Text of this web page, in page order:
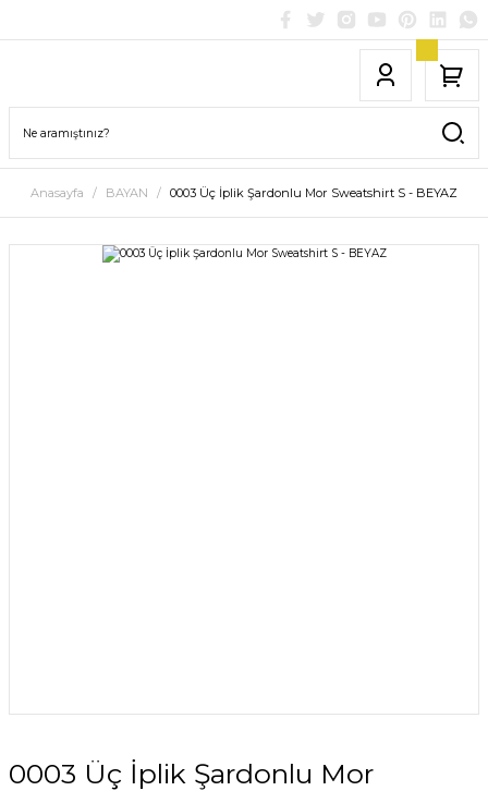
Anasayfa BAYAN 0003 Üç İplik Şardonlu Mor Sweatshirt S - BEYAZ
0003 Üç İplik Şardonlu Mor